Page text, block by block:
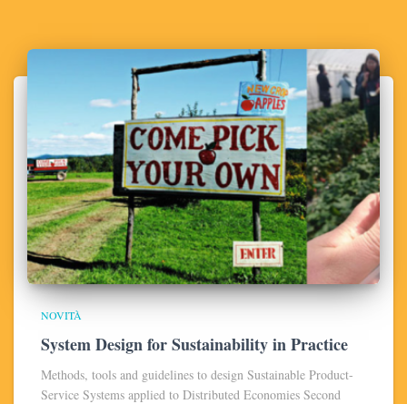
NOVITÀ
System Design for Sustainability in Practice
Methods, tools and guidelines to design Sustainable Product-
Service Systems applied to Distributed Economies Second